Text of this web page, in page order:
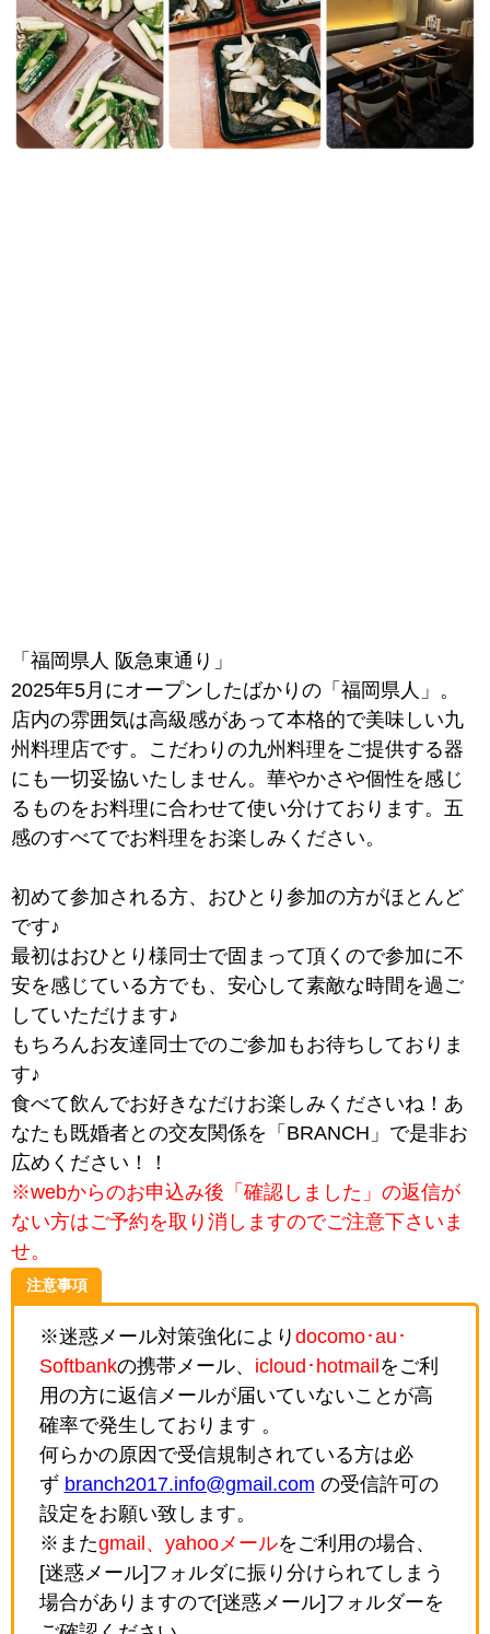
「福岡県人 阪急東通り」
2025年5月にオープンしたばかりの「福岡県人」。
店内の雰囲気は高級感があって本格的で美味しい九
州料理店です。こだわりの九州料理をご提供する器
にも一切妥協いたしません。華やかさや個性を感じ
るものをお料理に合わせて使い分けております。五
感のすべてでお料理をお楽しみください。
初めて参加される方、おひとり参加の方がほとんど
です♪
最初はおひとり様同士で固まって頂くので参加に不
安を感じている方でも、安心して素敵な時間を過ご
していただけます♪
もちろんお友達同士でのご参加もお待ちしておりま
す♪
食べて飲んでお好きなだけお楽しみくださいね！あ
なたも既婚者との交友関係を「BRANCH」で是非お
広めください！！
※webからのお申込み後「確認しました」の返信が
ない方はご予約を取り消しますのでご注意下さいま
せ。
注意事項
※迷惑メール対策強化により docomo･au･
Softbankの携帯メール、 icloud･hotmail をご利
用の方に返信メールが届いていないことが高
確率で発生しております 。
何らかの原因で受信規制されている方は必
ず branch2017.info@gmail.com の受信許可の
設定をお願い致します。
※またgmail、yahooメールをご利用の場合、
[迷惑メール]フォルダに振り分けられてしまう
場合がありますので[迷惑メール]フォルダーを